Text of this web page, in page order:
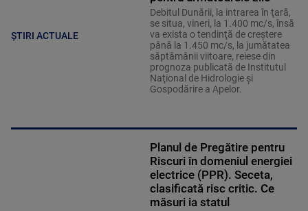
ȘTIRI ACTUALE
Debitul Dunării, la intrarea în ţară,
se situa, vineri, la 1.400 mc/s, însă
va exista o tendinţă de creştere
până la 1.450 mc/s, la jumătatea
săptămânii viitoare, reiese din
prognoza publicată de Institutul
Naţional de Hidrologie şi
Gospodărire a Apelor.
Planul de Pregătire pentru
Riscuri în domeniul energiei
electrice (PPR). Seceta,
clasificată risc critic. Ce
măsuri ia statul